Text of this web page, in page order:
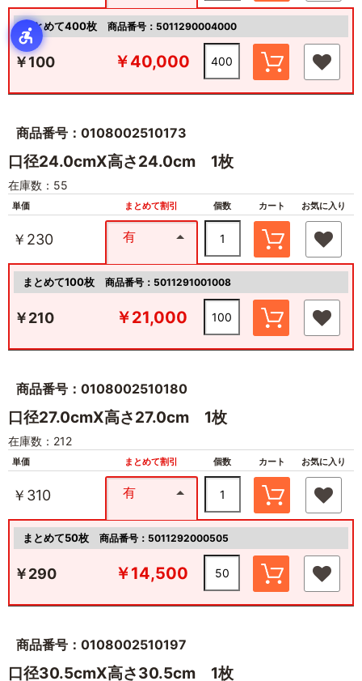
まとめて400枚 商品番号：5011290004000
￥100 ￥40,000
商品番号：0108002510173
口径24.0cmX高さ24.0cm 1枚
在庫数：55
単価 まとめて割引 個数 カート お気に入り
￥230 有
まとめて100枚 商品番号：5011291001008
￥210 ￥21,000
商品番号：0108002510180
口径27.0cmX高さ27.0cm 1枚
在庫数：212
単価 まとめて割引 個数 カート お気に入り
￥310 有
まとめて50枚 商品番号：5011292000505
￥290 ￥14,500
商品番号：0108002510197
口径30.5cmX高さ30.5cm 1枚